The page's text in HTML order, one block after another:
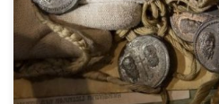
маёмасці і працы пасольскай
канцылярыі ў сферы ўліку
трэба звязваць са старой
дзейнасці, як сам улік […]